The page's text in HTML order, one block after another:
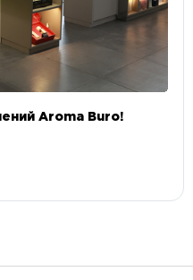
Aroma Buro! ⠀